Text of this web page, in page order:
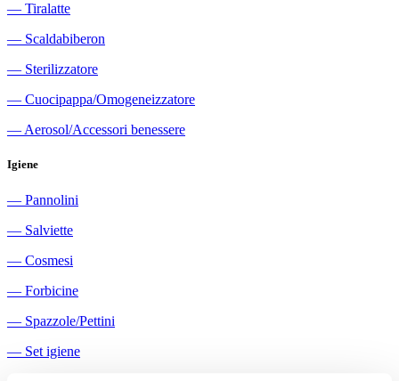
― Tiralatte
― Scaldabiberon
― Sterilizzatore
― Cuocipappa/Omogeneizzatore
― Aerosol/Accessori benessere
Igiene
― Pannolini
― Salviette
― Cosmesi
― Forbicine
― Spazzole/Pettini
― Set igiene